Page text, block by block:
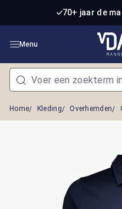
Ga naar de hoofdinhoud
70+ jaar de
Menu
Home Kleding Overhemden